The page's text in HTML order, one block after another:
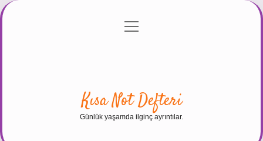
Gizlilik Politikası
menüyü
Kısa Not Defteri
Günlük yaşamda ilginç ayrıntılar.